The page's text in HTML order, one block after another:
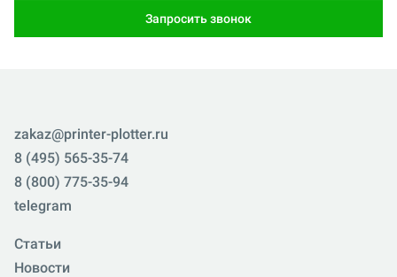
Запросить звонок
zakaz@printer-plotter.ru
8 (495) 565-35-74
8 (800) 775-35-94
telegram
Статьи
Новости